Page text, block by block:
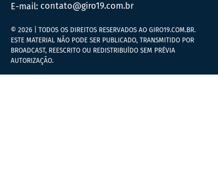
E-mail: contato@giro19.com.br
© 2026 | TODOS OS DIREITOS RESERVADOS AO GIRO19.COM.BR.
ESTE MATERIAL NÃO PODE SER PUBLICADO, TRANSMITIDO POR
BROADCAST, REESCRITO OU REDISTRIBUÍDO SEM PRÉVIA
AUTORIZAÇÃO.